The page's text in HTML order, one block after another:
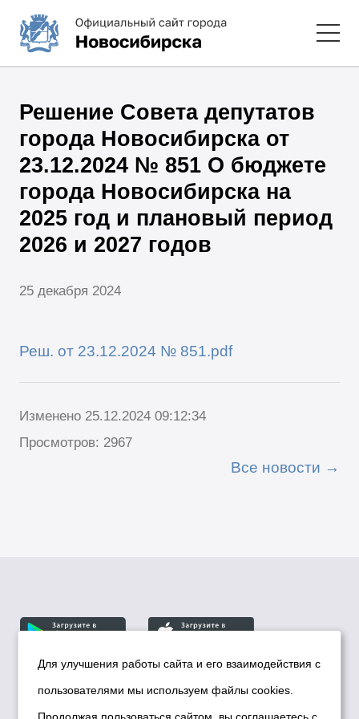
Решение Совета депутатов
города Новосибирска от
23.12.2024 № 851 О бюджете
города Новосибирска на
2025 год и плановый период
2026 и 2027 годов
25 декабря 2024
Реш. от 23.12.2024 № 851.pdf
Изменено 25.12.2024 09:12:34
Просмотров: 2967
Все новости
© Департамент информационной политики мэрии
города Новосибирска, 2026
Для улучшения работы сайта и его взаимодействия с
пользователями мы используем файлы cookies.